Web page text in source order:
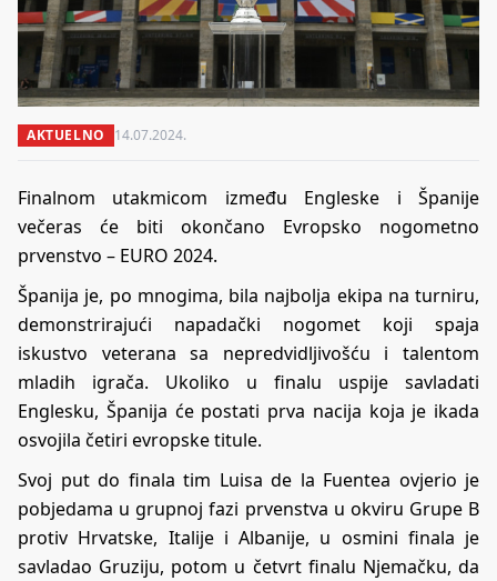
AKTUELNO 14.07.2024.
Finalnom utakmicom između Engleske i Španije
večeras će biti okončano Evropsko nogometno
prvenstvo – EURO 2024.
Španija je, po mnogima, bila najbolja ekipa na turniru,
demonstrirajući napadački nogomet koji spaja
iskustvo veterana sa nepredvidljivošću i talentom
mladih igrača. Ukoliko u finalu uspije savladati
Englesku, Španija će postati prva nacija koja je ikada
osvojila četiri evropske titule.
Svoj put do finala tim Luisa de la Fuentea ovjerio je
pobjedama u grupnoj fazi prvenstva u okviru Grupe B
protiv Hrvatske, Italije i Albanije, u osmini finala je
savladao Gruziju, potom u četvrt finalu Njemačku, da